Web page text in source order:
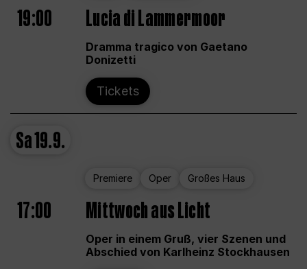
19:00 Lucia di Lammermoor
Dramma tragico von Gaetano
Donizetti
Tickets
Sa19.9.
Premiere Oper Großes Haus
17:00 Mittwoch aus Licht
Oper in einem Gruß, vier Szenen und
Abschied von Karlheinz Stockhausen